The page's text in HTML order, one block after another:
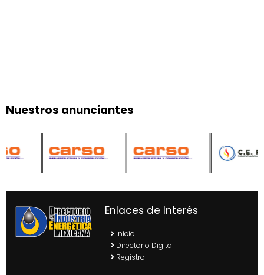
Nuestros anunciantes
Enlaces de Interés
Inicio
Directorio Digital
Registro